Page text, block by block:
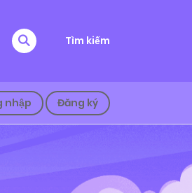
Tìm kiếm
nhập Đăng ký